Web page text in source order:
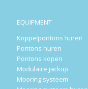
EQUIPMENT
Koppelpontons huren
Pontons huren
Pontons kopen
Modulaire jackup
Mooring systeem